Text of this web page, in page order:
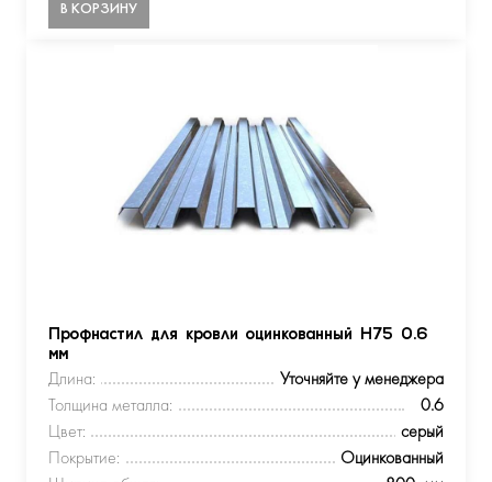
В КОРЗИНУ
Профнастил для кровли оцинкованный Н75 0.6
мм
Длина:
Уточняйте у менеджера
Толщина металла:
0.6
Цвет:
серый
Покрытие:
Оцинкованный